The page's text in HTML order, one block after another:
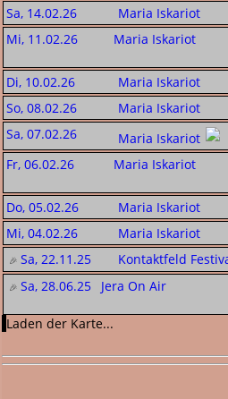
Sa, 14.02.26
Maria Iskariot
Mi, 11.02.26
Maria Iskariot
Di, 10.02.26
Maria Iskariot
So, 08.02.26
Maria Iskariot
Sa, 07.02.26
Maria Iskariot
Fr, 06.02.26
Maria Iskariot
Do, 05.02.26
Maria Iskariot
Mi, 04.02.26
Maria Iskariot
Sa, 22.11.25
Kontaktfeld
Sa, 28.06.25
Jera On Air
Laden der Karte...